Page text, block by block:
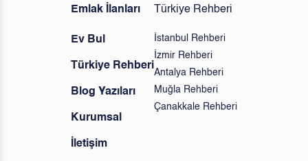
Emlak İlanları
Ev Bul
Türkiye Rehberi
Blog Yazıları
Kurumsal
İletişim
Türkiye Rehberi
İstanbul Rehberi
İzmir Rehberi
Antalya Rehberi
Muğla Rehberi
Çanakkale Rehberi